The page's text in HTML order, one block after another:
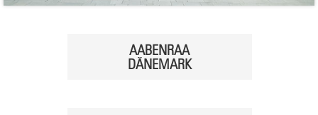
AABENRAA
DÄNEMARK